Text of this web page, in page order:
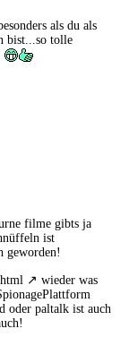
als du als
bist...so tolle
filme gibts ja
ist
geworden!
wieder was
oder paltalk ist auch